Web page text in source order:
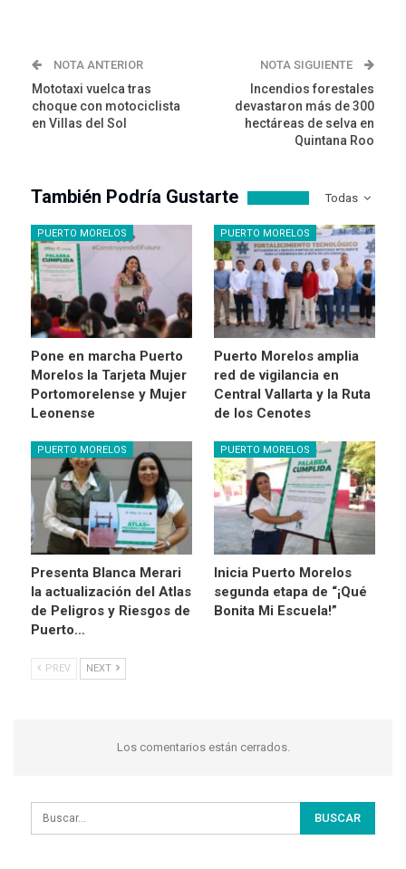
NOTA ANTERIOR
Mototaxi vuelca tras
choque con motociclista
en Villas del Sol
NOTA SIGUIENTE
Incendios forestales
devastaron más de 300
hectáreas de selva en
Quintana Roo
Todas
También Podría Gustarte
PUERTO MORELOS
Pone en marcha Puerto
Morelos la Tarjeta Mujer
Portomorelense y Mujer
Leonense
PUERTO MORELOS
Puerto Morelos amplia
red de vigilancia en
Central Vallarta y la Ruta
de los Cenotes
PUERTO MORELOS
Presenta Blanca Merari
la actualización del Atlas
de Peligros y Riesgos de
Puerto…
PUERTO MORELOS
Inicia Puerto Morelos
segunda etapa de “¡Qué
Bonita Mi Escuela!”
PREV NEXT
Los comentarios están cerrados.